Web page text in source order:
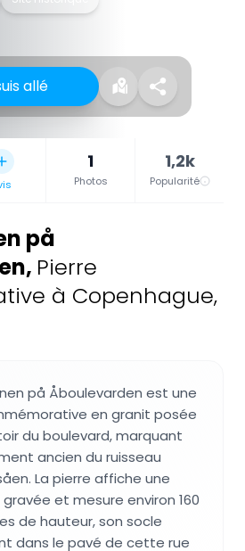
allé
1
Photos
1,2k
Popularité
på
, Pierre
à Copenhague,
på Åboulevarden est une
en granit posée
du boulevard, marquant
ancien du ruisseau
La pierre affiche une
et mesure environ 160
de hauteur, son socle
dans le pavé de cette rue